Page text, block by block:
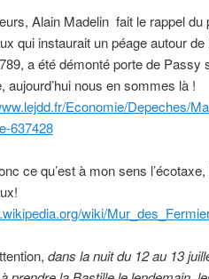
Alain Madelin fait le rappel
qui instaurait un péage autour
a été démonté porte de
aujourd’hui nous en sommes là !
Economie/Depeches/
637428
ce qu’est à mon sens
wiki/
dans la nuit du 12 au 13